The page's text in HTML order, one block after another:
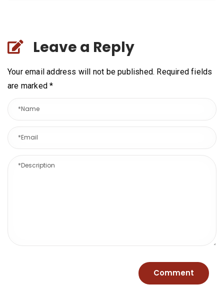
Leave a Reply
Your email address will not be published. Required fields
are marked*